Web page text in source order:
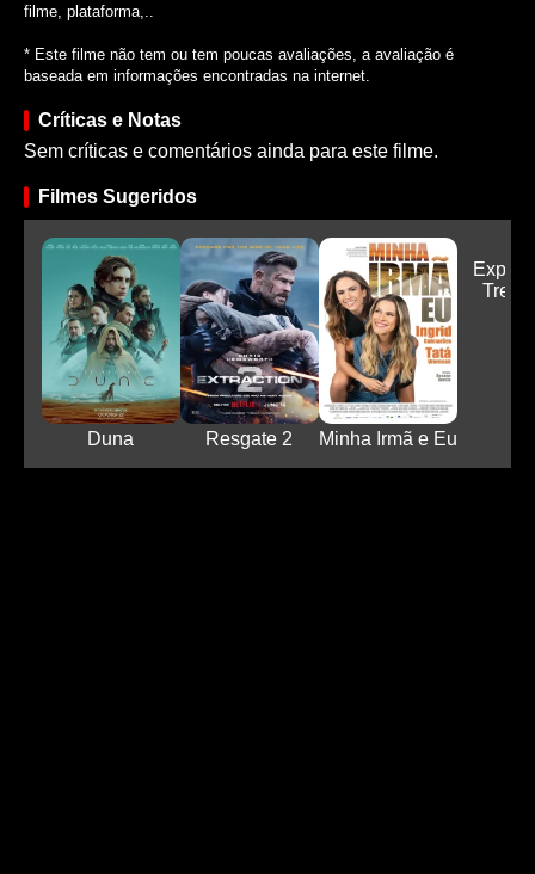
filme, plataforma,..
* Este filme não tem ou tem poucas avaliações, a avaliação é
baseada em informações encontradas na internet.
Críticas e Notas
Sem críticas e comentários ainda para este filme.
Filmes Sugeridos
Duna Resgate 2 Minha Irmã e Eu